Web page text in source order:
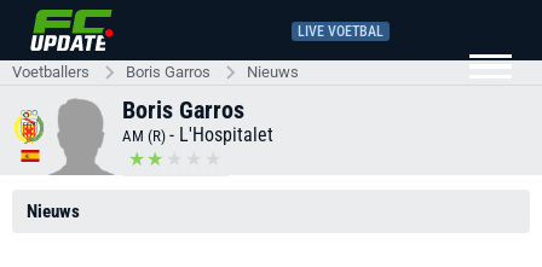
LIVE VOETBAL
Voetballers Boris Garros Nieuws
Boris Garros
AM (R) - L'Hospitalet
Nieuws